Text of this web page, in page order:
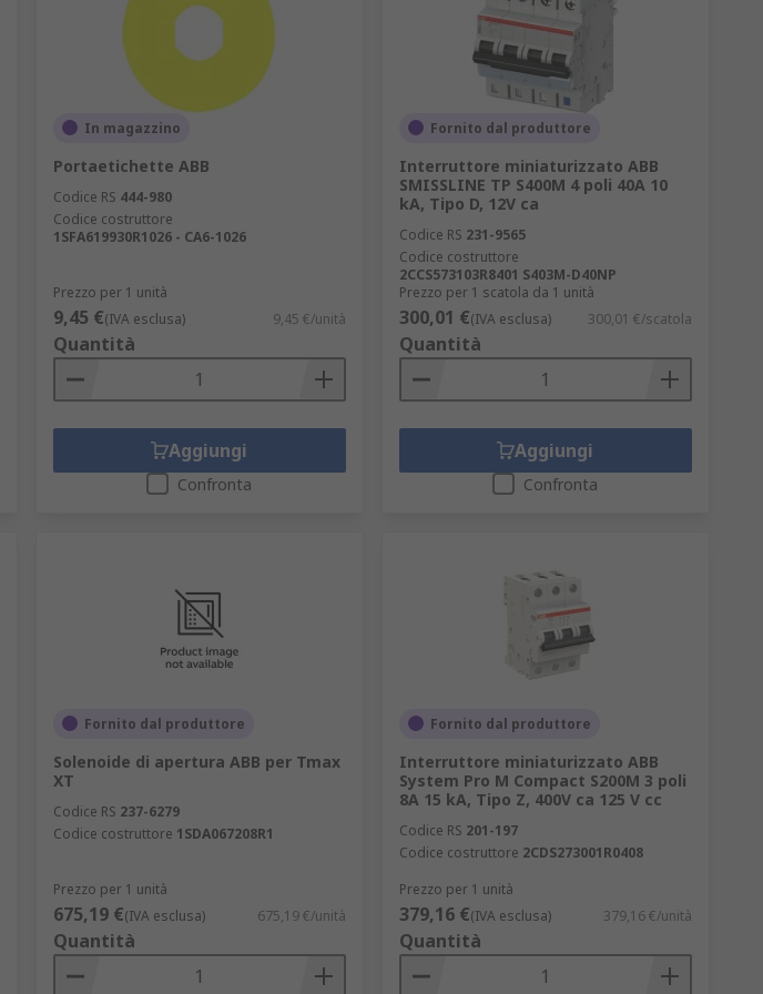
In magazzino
Portaetichette ABB
Codice RS 444-980
Codice costruttore
1SFA619930R1026 - CA6-1026
Prezzo per 1 unità
9,45 €(IVA esclusa) 9,45 €/unità
Quantità
Aggiungi
Confronta
Fornito dal produttore
Interruttore miniaturizzato ABB
SMISSLINE TP S400M 4 poli 40A 10
kA, Tipo D, 12V ca
Codice RS 231-9565
Codice costruttore
2CCS573103R8401 S403M-D40NP
Prezzo per 1 scatola da 1 unità
300,01 €(IVA esclusa) 300,01 €/scatola
Quantità
Aggiungi
Confronta
Fornito dal produttore
Solenoide di apertura ABB per Tmax
XT
Codice RS 237-6279
Codice costruttore 1SDA067208R1
Prezzo per 1 unità
675,19 €(IVA esclusa) 675,19 €/unità
Quantità
Fornito dal produttore
Interruttore miniaturizzato ABB
System Pro M Compact S200M 3 poli
8A 15 kA, Tipo Z, 400V ca 125 V cc
Codice RS 201-197
Codice costruttore 2CDS273001R0408
Prezzo per 1 unità
379,16 €(IVA esclusa) 379,16 €/unità
Quantità